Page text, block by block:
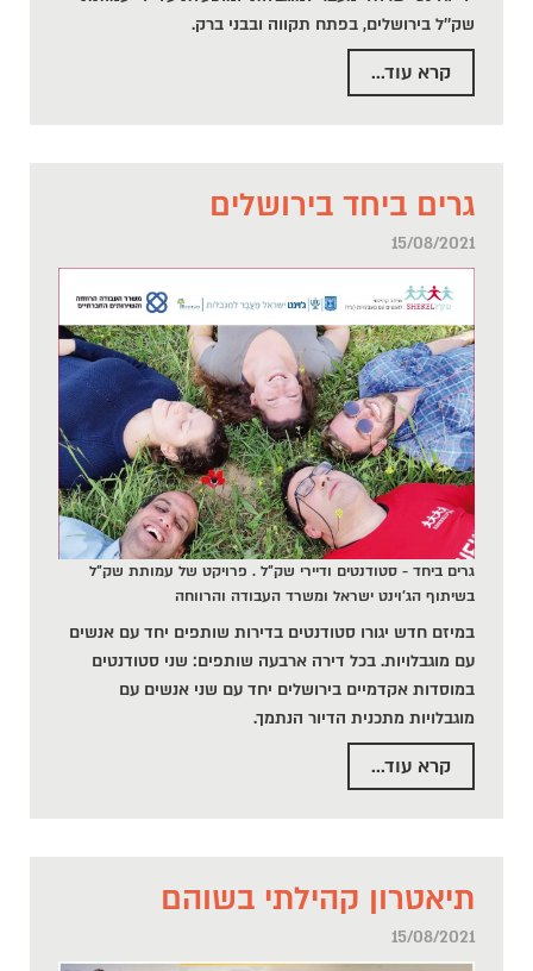
שק''ל בירושלים, בפתח תקווה ובבני ברק.
קרא עוד...
גרים ביחד בירושלים
15/08/2021
גרים ביחד - סטודנטים ודיירי שק"ל . פרויקט של עמותת שק"ל
בשיתוף הג'וינט ישראל ומשרד העבודה והרווחה
במיזם חדש יגורו סטודנטים בדירות שותפים יחד עם אנשים
עם מוגבלויות. בכל דירה ארבעה שותפים: שני סטודנטים
במוסדות אקדמיים בירושלים יחד עם שני אנשים עם
מוגבלויות מתכנית הדיור הנתמך.
קרא עוד...
תיאטרון קהילתי בשוהם
15/08/2021